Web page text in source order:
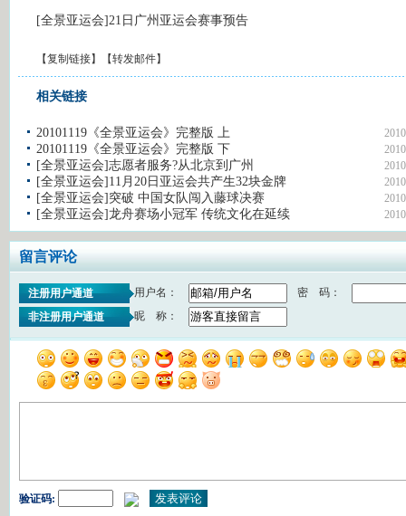
[全景亚运会]21日广州亚运会赛事预告
【复制链接】【转发邮件】
相关链接
20101119《全景亚运会》完整版 上
20101119《全景亚运会》完整版 下
[全景亚运会]志愿者服务?从北京到广州
[全景亚运会]11月20日亚运会共产生32块金牌
[全景亚运会]突破 中国女队闯入藤球决赛
[全景亚运会]龙舟赛场小冠军 传统文化在延续
留言评论
注册用户通道 用户名：
密 码：
非注册用户通道
昵 称：
验证码: